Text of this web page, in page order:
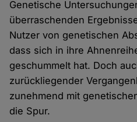
Genetische
überraschenden
Nutzer von genetischen
dass sich in ihre
geschummelt hat. Doch
zurückliegender
zunehmend mit
die Spur.